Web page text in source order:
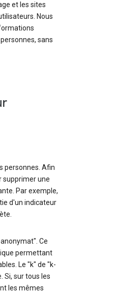
et les sites
Nous
sans
personnes. Afin
supprimer une
Par exemple,
d'un indicateur
Ce
permettant
Le "k" de "k-
Si, sur tous les
les mêmes